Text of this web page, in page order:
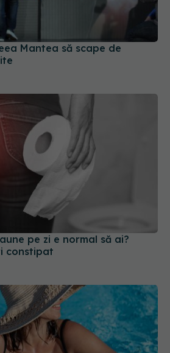
Mantea să scape de
constipat